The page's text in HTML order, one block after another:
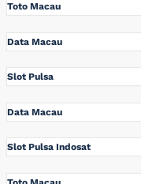
Toto Macau
Data Macau
Slot Pulsa
Data Macau
Slot Pulsa Indosat